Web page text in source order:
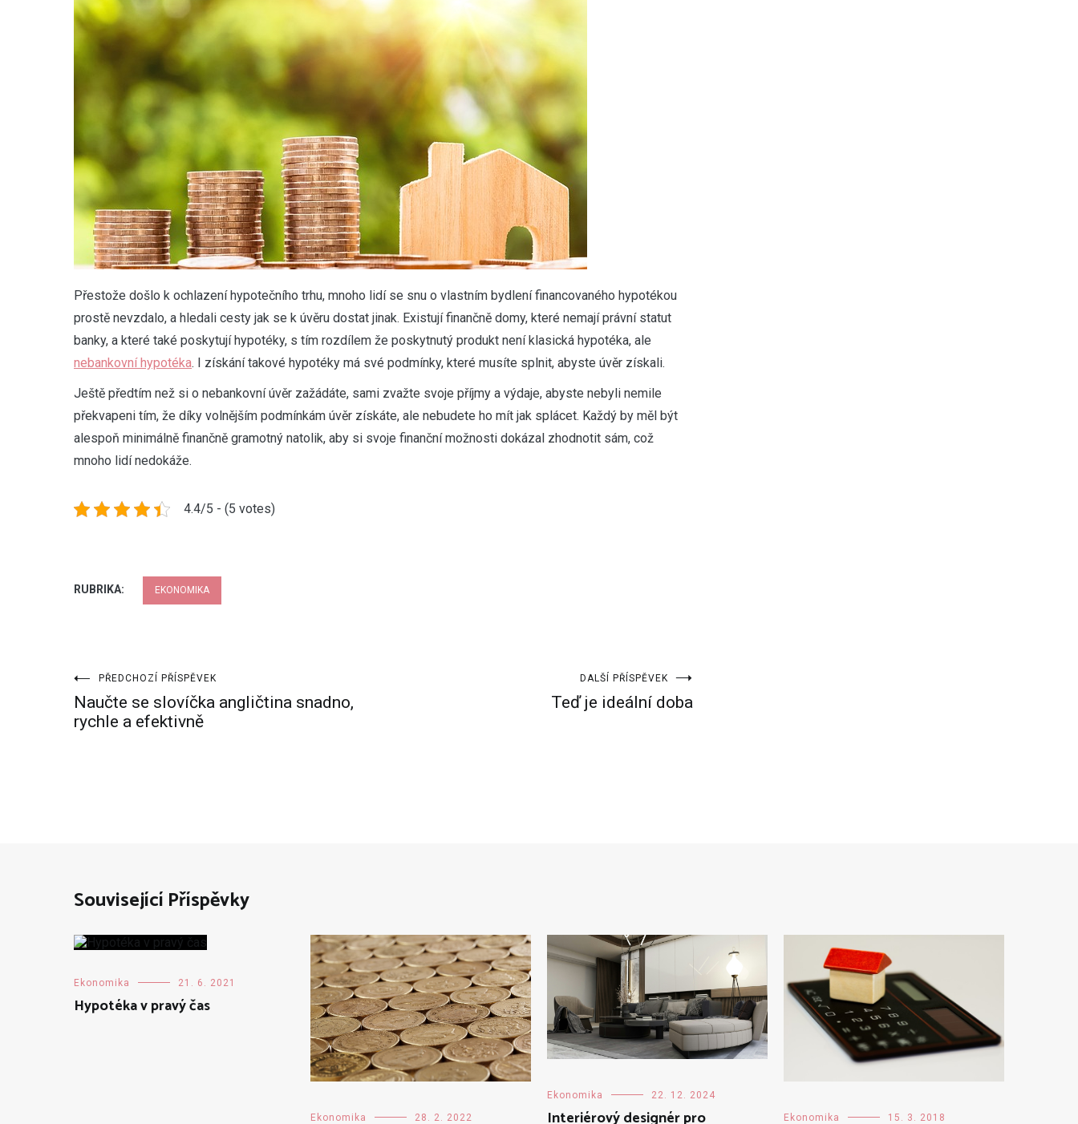
Přestože došlo k ochlazení hypotečního trhu, mnoho lidí se snu o vlastním bydlení financovaného hypotékou
prostě nevzdalo, a hledali cesty jak se k úvěru dostat jinak. Existují finančně domy, které nemají právní statut
banky, a které také poskytují hypotéky, s tím rozdílem že poskytnutý produkt není klasická hypotéka, ale
nebankovní hypotéka. I získání takové hypotéky má své podmínky, které musíte splnit, abyste úvěr získali.
Ještě předtím než si o nebankovní úvěr zažádáte, sami zvažte svoje příjmy a výdaje, abyste nebyli nemile
překvapeni tím, že díky volnějším podmínkám úvěr získáte, ale nebudete ho mít jak splácet. Každý by měl být
alespoň minimálně finančně gramotný natolik, aby si svoje finanční možnosti dokázal zhodnotit sám, což
mnoho lidí nedokáže.
4.4/5 - (5 votes)
RUBRIKA: EKONOMIKA
Navigace
pro
PŘEDCHOZÍ PŘÍSPĚVEK
Naučte se slovíčka angličtina snadno,
rychle a efektivně
DALŠÍ PŘÍSPĚVEK
Teď je ideální doba
Související Příspěvky
Ekonomika 21. 6. 2021
Hypotéka v pravý čas
Ekonomika 28. 2. 2022
Ekonomika 22. 12. 2024
Interiérový designér pro Ekonomika 15. 3. 2018